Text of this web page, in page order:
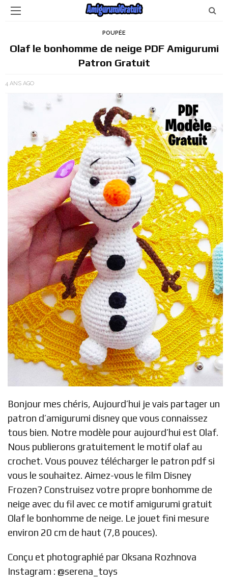
POUPÉE
Olaf le bonhomme de neige PDF Amigurumi
Patron Gratuit
4 ANS AGO
Bonjour mes chéris, Aujourd’hui je vais partager un
patron d’amigurumi disney que vous connaissez
tous bien. Notre modèle pour aujourd’hui est Olaf.
Nous publierons gratuitement le motif olaf au
crochet. Vous pouvez télécharger le patron pdf si
vous le souhaitez. Aimez-vous le film Disney
Frozen? Construisez votre propre bonhomme de
neige avec du fil avec ce motif amigurumi gratuit
Olaf le bonhomme de neige. Le jouet fini mesure
environ 20 cm de haut (7,8 pouces).
Conçu et photographié par Oksana Rozhnova
Instagram : @serena_toys